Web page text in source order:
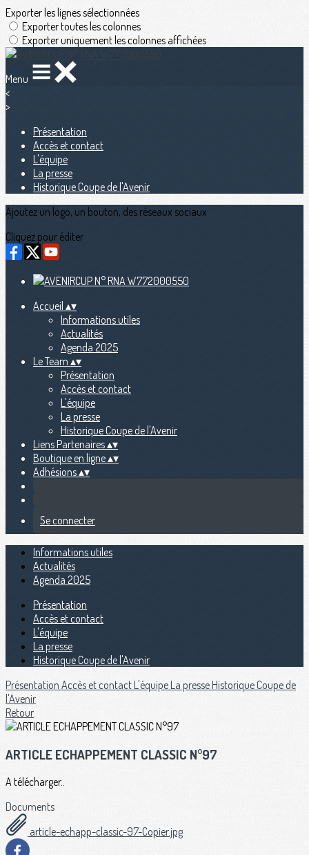
Exporter les lignes sélectionnées
Exporter toutes les colonnes
Exporter uniquement les colonnes affichées
Menu
<
>
Présentation
Accès et contact
L'équipe
La presse
Historique Coupe de l'Avenir
Ajoutez un logo, un bouton, des réseaux sociaux
Cliquez pour éditer
Accueil ▴▾
Informations utiles
Actualités
Agenda 2025
Le Team ▴▾
Présentation
Accès et contact
L'équipe
La presse
Historique Coupe de l'Avenir
Liens Partenaires▴▾
Boutique en ligne▴▾
Adhésions▴▾
Se connecter
Informations utiles
Actualités
Agenda 2025
Présentation
Accès et contact
L'équipe
La presse
Historique Coupe de l'Avenir
Présentation Accès et contactL'équipeLa presseHistorique Coupe de
l'Avenir
Retour
ARTICLE ECHAPPEMENT CLASSIC N°97
A télécharger..
Documents
article-echapp-classic-97-Copier.jpg